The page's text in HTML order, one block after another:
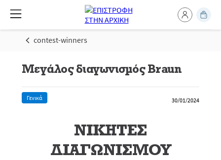
contest-winners
Μεγάλος διαγωνισμός Braun
Γενικά 30/01/2024
ΝΙΚΗΤΕΣ
ΔΙΑΓΩΝΙΣΜΟΥ